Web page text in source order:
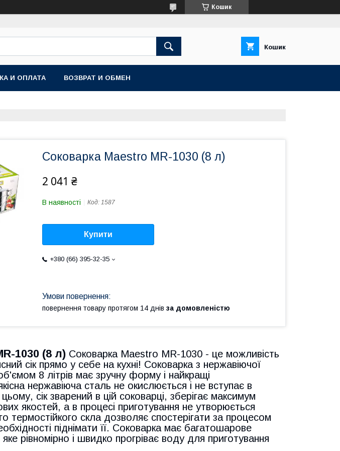
Кошик
Кошик
И ОПЛАТА ВОЗВРАТ И ОБМЕН
Соковарка Maestro MR-1030 (8 л)
2 041 ₴
В наявності Код: 1587
Купити
+380 (66) 395-32-35
повернення товару протягом 14 днів за домовленістю
1030 (8 л) Соковарка Maestro MR-1030 - це можливість
сік прямо у себе на кухні! Соковарка з нержавіючої
8 літрів має зручну форму і найкращі
нержавіюча сталь не окислюється і не вступає в
сік зварений в цій соковарці, зберігає максимум
якостей, а в процесі приготування не утворюється
термостійкого скла дозволяє спостерігати за процесом
піднімати її. Соковарка має багатошарове
рівномірно і швидко прогріває воду для приготування